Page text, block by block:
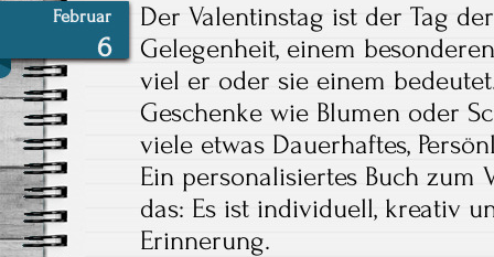
Februar
6
Der Valentinstag ist der Tag
Gelegenheit, einem
viel er oder sie einem
Geschenke wie Blumen oder
viele etwas Dauerhaftes,
Ein personalisiertes Buch zum
das: Es ist individuell, kreativ
Erinnerung.